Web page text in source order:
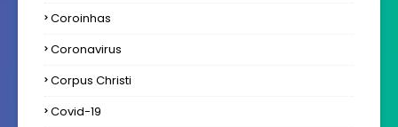
Coroinhas
Coronavirus
Corpus Christi
Covid-19